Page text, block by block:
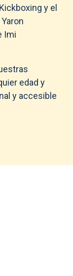
y el
Imi
edad y
y accesible
en en